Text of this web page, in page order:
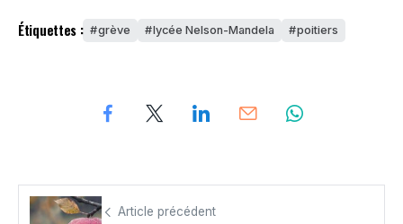
Étiquettes : grève lycée Nelson-Mandela poitiers
Article précédent